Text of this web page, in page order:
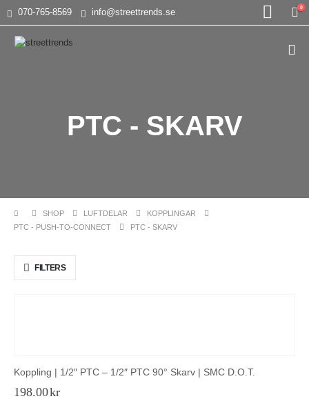
070-765-8569 info@streettrends.se 0
PTC - SKARV
SHOP LUFTDELAR
KOPPLINGAR
PTC - PUSH-TO-CONNECT
PTC - SKARV
FILTERS
Koppling | 1/2″ PTC – 1/2″ PTC 90° Skarv | SMC D.O.T.
198.00kr